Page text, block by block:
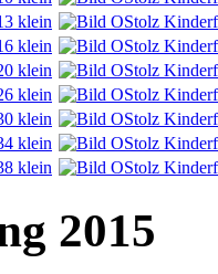
2015